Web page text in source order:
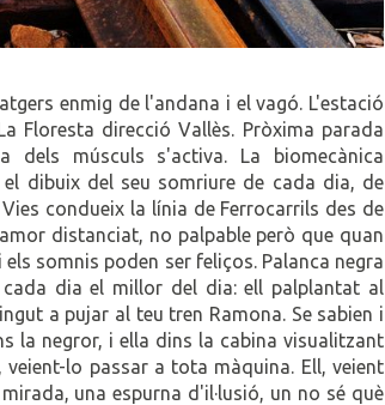
enmig de l'andana i el vagó. L'estació
Floresta direcció Vallès. Pròxima parada
músculs s'activa. La biomecànica
dibuix del seu somriure de cada dia, de
condueix la línia de Ferrocarrils des de
distanciat, no palpable però que quan
somnis poden ser feliços. Palanca negra
dia el millor del dia: ell palplantat al
a pujar al teu tren Ramona. Se sabien i
la negror, i ella dins la cabina visualitzant
lo passar a tota màquina. Ell, veient
una espurna d'il·lusió, un no sé què